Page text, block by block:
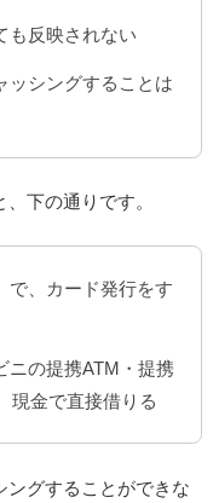
も反映されない
ッシングすることは
下の通りです。
で、カード発行をす
ニの提携ATM・提携
現金で直接借りる
ングすることができな